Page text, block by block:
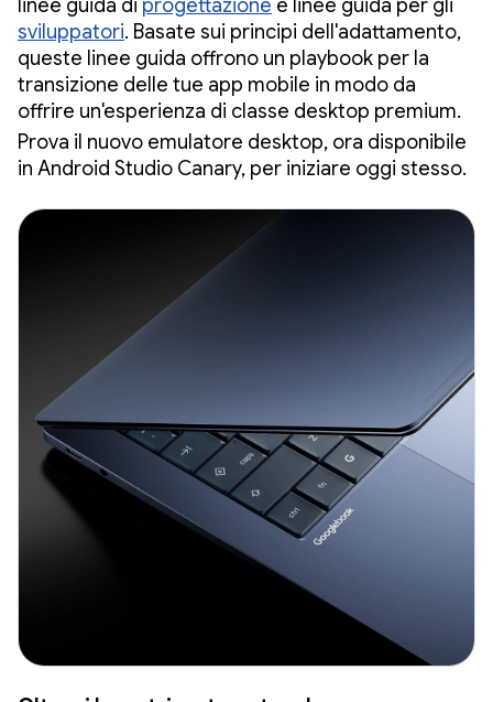
linee guida di progettazione e linee guida per gli
sviluppatori. Basate sui principi dell'adattamento,
queste linee guida offrono un playbook per la
transizione delle tue app mobile in modo da
offrire un'esperienza di classe desktop premium.
Prova il nuovo emulatore desktop, ora disponibile
in Android Studio Canary, per iniziare oggi stesso.